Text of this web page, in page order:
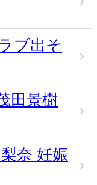
ブ出そ
田景樹
奈 妊娠